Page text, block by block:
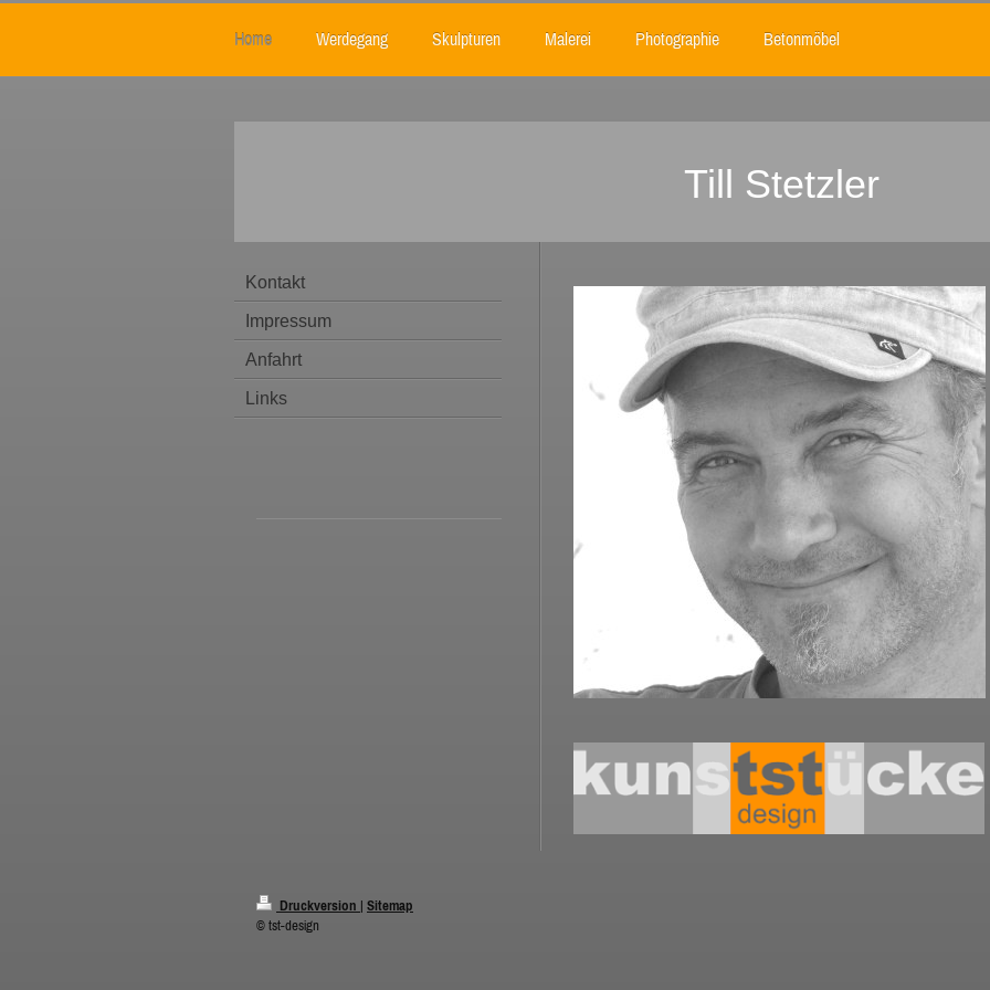
Home Werdegang Skulpturen Malerei Photographie Betonmöbel
Till Stetzler
Kontakt
Impressum
Anfahrt
Links
Druckversion | Sitemap
© tst-design